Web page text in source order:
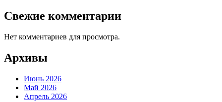
Свежие комментарии
Нет комментариев для просмотра.
Архивы
Июнь 2026
Май 2026
Апрель 2026